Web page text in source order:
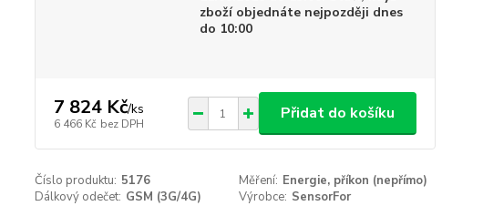
zboží objednáte nejpozději dnes
do 10:00
7 824 Kč/ks
6 466 Kč bez DPH
Přidat do košíku
Číslo produktu: 5176 Měření: Energie, příkon (nepřímo)
Dálkový odečet: GSM (3G/4G) Výrobce: SensorFor